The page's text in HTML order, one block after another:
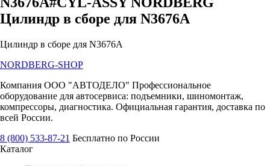
Цилиндр в сборе для N3676A
Цилиндр в сборе для N3676A
NORDBERG-SHOP
Компания ООО "АВТОДЕЛО" Профессиональное
оборудование для автосервиса: подъемники, шиномонтаж,
компрессоры, диагностика. Официальная гарантия, доставка по
всей России.
8 (800) 533-87-21 Бесплатно по России
Каталог